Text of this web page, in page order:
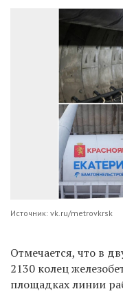
Источник: vk.ru/metrovkrsk
Отмечается, что в
2130 колец
площадках линии